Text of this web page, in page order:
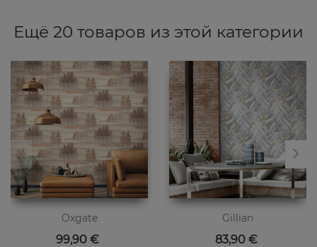
Ещё 20 товаров из этой категории
Oxgate
Цена
99,90 €
Gillian
Цена
83,90 €